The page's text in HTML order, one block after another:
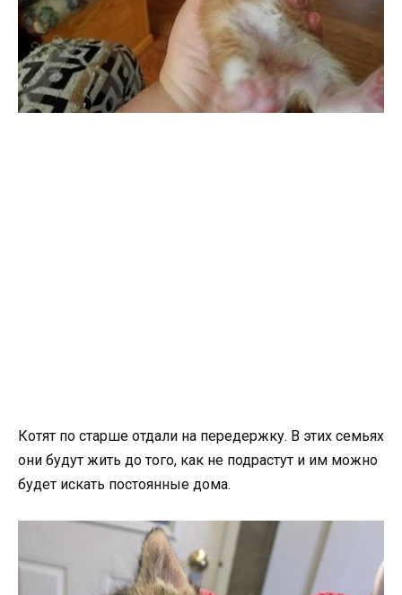
Котят по старше отдали на передержку. В этих семьях
они будут жить до того, как не подрастут и им можно
будет искать постоянные дома.